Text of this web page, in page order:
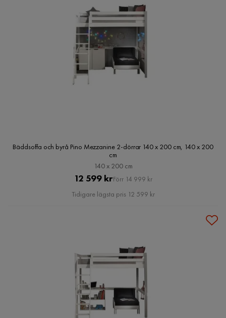
Bäddsoffa och byrå Pino Mezzanine 2-dörrar 140 x 200 cm, 140 x 200
cm
140 x 200 cm
Pris
12 599 krOriginal
Pris
Förr 14 999 kr
Tidigare lägsta pris 12 599 kr